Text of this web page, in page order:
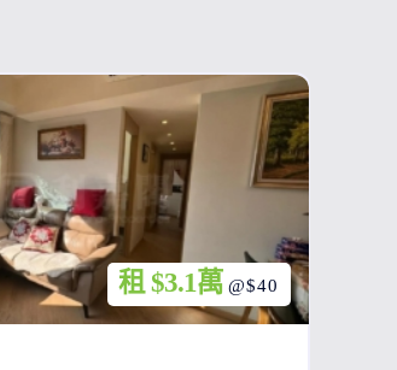
租 $3.1萬 @$40